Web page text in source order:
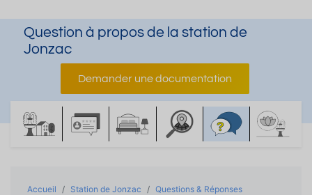
Question à propos de la station de
Jonzac
Demander une documentation
Accueil Station de Jonzac
Questions & Réponses